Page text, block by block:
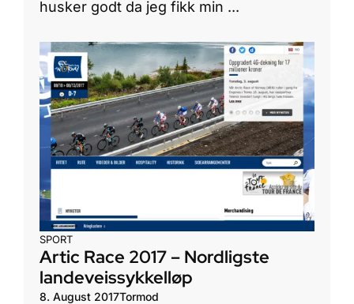
husker godt da jeg fikk min ...
SPORT
Artic Race 2017 – Nordligste
landeveissykkelløp
8. August 2017Tormod